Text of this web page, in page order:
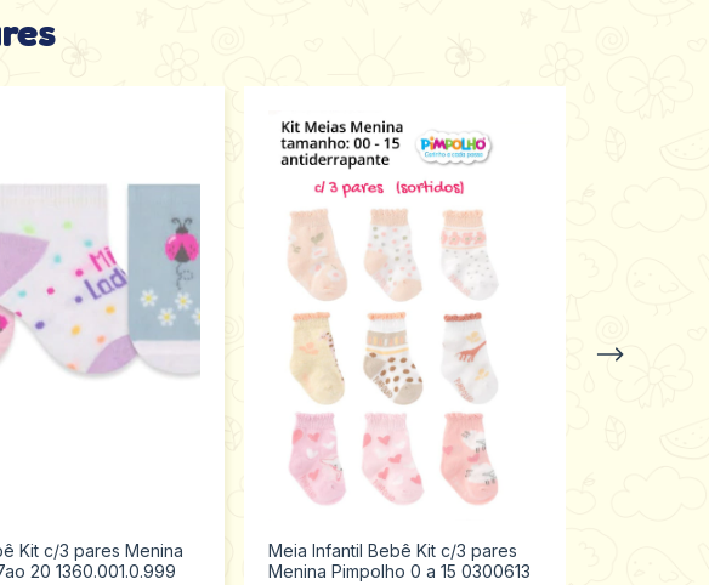
Kit c/3 pares Menina
20 1360.001.0.999
Meia Infantil Bebê Kit c/3 pares
Menina Pimpolho 0 a 15 0300613